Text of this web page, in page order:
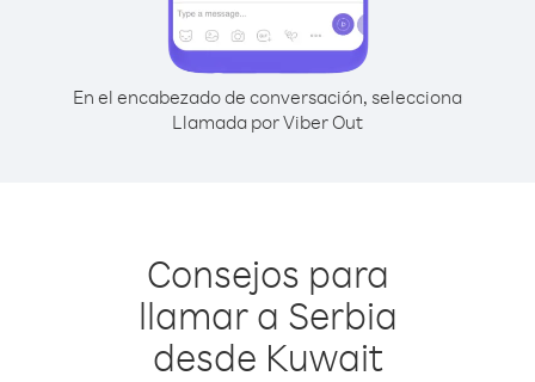
En el encabezado de conversación, selecciona
Llamada por Viber Out
Consejos para
llamar a Serbia
desde Kuwait